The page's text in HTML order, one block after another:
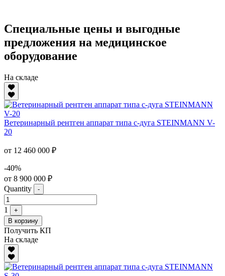
Специальные цены и выгодные
предложения на медицинское
оборудование
На складе
Ветеринарный рентген аппарат типа с-дуга STEINMANN V-
20
от 12 460 000 ₽
-40%
от 8 900 000 ₽
Quantity
-
1
+
В корзину
Получить КП
На складе